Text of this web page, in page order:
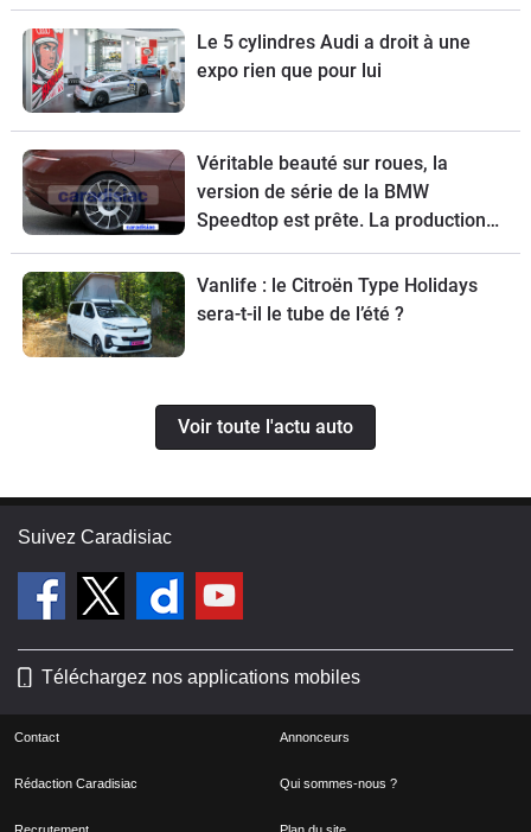
Le 5 cylindres Audi a droit à une
expo rien que pour lui
Véritable beauté sur roues, la
version de série de la BMW
Speedtop est prête. La production
de ce break de chasse sera limitée à
70 exemplaires.
Vanlife : le Citroën Type Holidays
sera-t-il le tube de l’été ?
Voir toute l'actu auto
Suivez Caradisiac
Téléchargez nos applications mobiles
Contact Annonceurs
Rédaction Caradisiac Qui sommes-nous ?